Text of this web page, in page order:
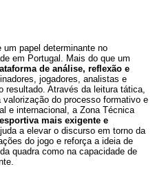
um papel determinante no
em Portugal. Mais do que um
de análise, reflexão e
jogadores, analistas e
resultado. Através da leitura tática,
do processo formativo e
e internacional, a Zona Técnica
mais exigente e
a elevar o discurso em torno da
do jogo e reforça a ideia de
quadra como na capacidade de